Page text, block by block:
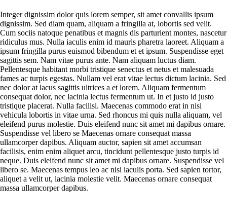
Integer dignissim dolor quis lorem semper, sit amet convallis ipsum
dignissim. Sed diam quam, aliquam a fringilla at, lobortis sed velit.
Cum sociis natoque penatibus et magnis dis parturient montes, nascetur
ridiculus mus. Nulla iaculis enim id mauris pharetra laoreet. Aliquam a
ipsum fringilla purus euismod bibendum et et ipsum. Suspendisse eget
sagittis sem. Nam vitae purus ante. Nam aliquam luctus diam.
Pellentesque habitant morbi tristique senectus et netus et malesuada
fames ac turpis egestas. Nullam vel erat vitae lectus dictum lacinia. Sed
nec dolor at lacus sagittis ultrices a et lorem. Aliquam fermentum
consequat dolor, nec lacinia lectus fermentum ut. In et justo id justo
tristique placerat. Nulla facilisi. Maecenas commodo erat in nisi
vehicula lobortis in vitae urna. Sed rhoncus mi quis nulla aliquam, vel
eleifend purus molestie. Duis eleifend nunc sit amet mi dapibus ornare.
Suspendisse vel libero se Maecenas ornare consequat massa
ullamcorper dapibus. Aliquam auctor, sapien sit amet accumsan
facilisis, enim enim aliquet arcu, tincidunt pellentesque justo turpis id
neque. Duis eleifend nunc sit amet mi dapibus ornare. Suspendisse vel
libero se. Maecenas tempus leo ac nisi iaculis porta. Sed sapien tortor,
aliquet a velit ut, lacinia molestie velit. Maecenas ornare consequat
massa ullamcorper dapibus.